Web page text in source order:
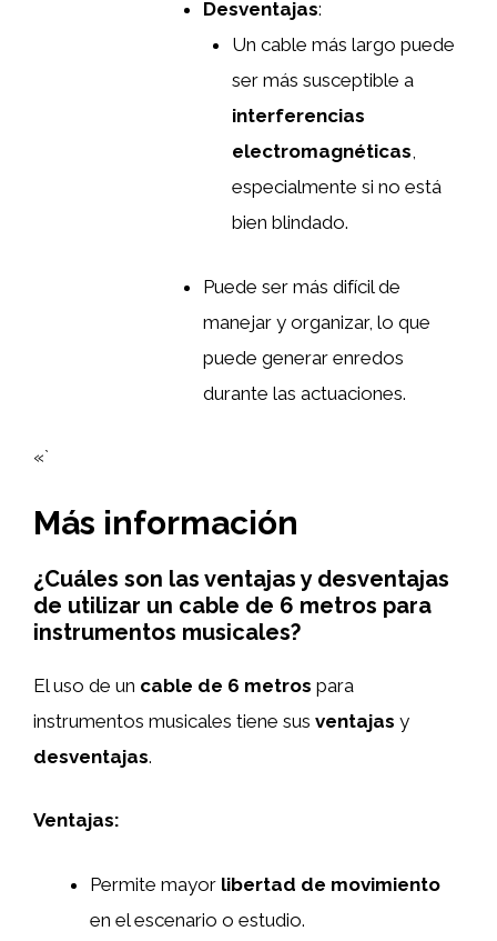
Desventajas:
Un cable más largo puede
ser más susceptible a
interferencias
electromagnéticas,
especialmente si no está
bien blindado.
Puede ser más difícil de
manejar y organizar, lo que
puede generar enredos
durante las actuaciones.
«`
Más información
¿Cuáles son las ventajas y desventajas
de utilizar un cable de 6 metros para
instrumentos musicales?
El uso de un cable de 6 metros para
instrumentos musicales tiene sus ventajas y
desventajas.
Ventajas:
Permite mayor libertad de movimiento
en el escenario o estudio.